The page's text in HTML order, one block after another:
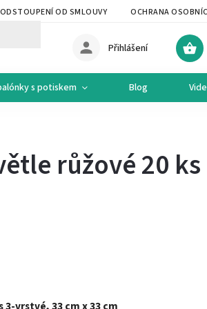
ODSTOUPENÍ OD SMLOUVY OCHRANA
Přihlášení
s potiskem Blog
růžové 20 ks